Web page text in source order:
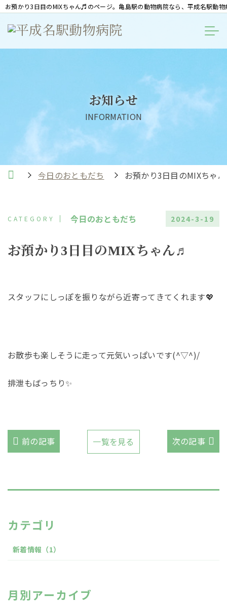
お預かり3日目のMIXちゃん♬のページ。亀島駅の動物病院なら、平成名駅動物
お知らせ
INFORMATION
今日のおともだち お預かり3日目のMIXちゃ
今日のおともだち 2024-3-19
お預かり3日目のMIXちゃん♬
スタッフにしっぽを振りながら近寄ってきてくれます💖
お散歩も楽しそうに走って元気いっぱいです(^▽^)/
排泄もばっちり✨
前の記事 一覧を見る 次の記事
カテゴリ
新着情報 （1）
月別アーカイブ